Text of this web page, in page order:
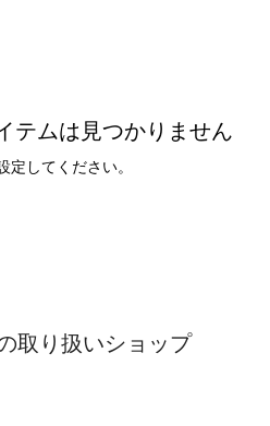
テムは見つかりません
定してください。
取り扱いショップ